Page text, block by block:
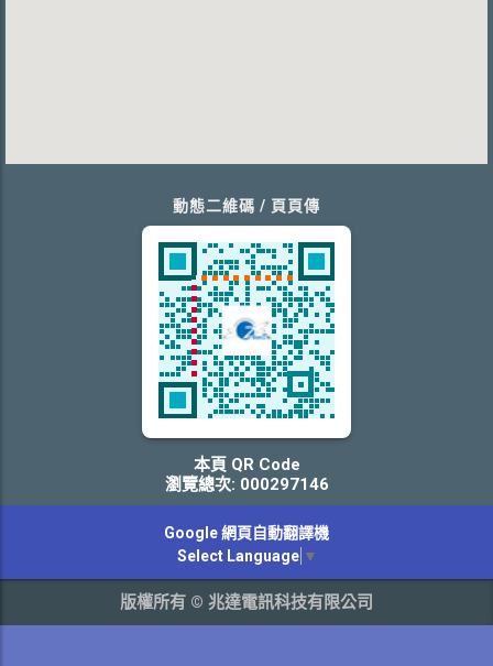
動態二維碼 / 頁頁傳
本頁 QR Code
瀏覽總次: 000297146
Google 網頁自動翻譯機
Select Language ▼
版權所有 © 兆達電訊科技有限公司